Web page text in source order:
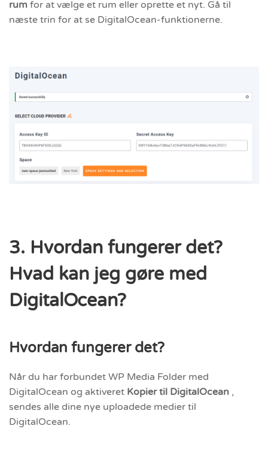
rum for at vælge et rum eller oprette et nyt. Gå til
næste trin for at se DigitalOcean-funktionerne.
3. Hvordan fungerer det?
Hvad kan jeg gøre med
DigitalOcean?
Hvordan fungerer det?
Når du har forbundet WP Media Folder med
DigitalOcean og aktiveret Kopier til DigitalOcean ,
sendes alle dine nye uploadede medier til
DigitalOcean.